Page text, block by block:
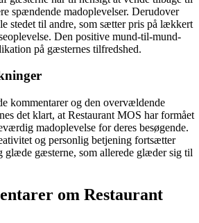
spændende madoplevelser. Derudover
stedet til andre, som sætter pris på lækkert
Den positive mund-til-mund-
på gæsternes tilfredshed.
kommentarer og den overvældende
det klart, at Restaurant MOS har formået
madoplevelse for deres besøgende.
og personlig betjening fortsætter
glæde gæsterne, som allerede glæder sig til
om Restaurant